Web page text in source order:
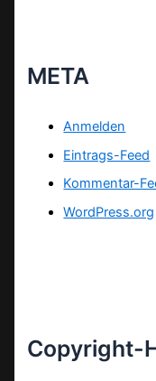
META
Anmelden
Eintrags-Feed
Kommentar-
WordPress.org
Copyright-